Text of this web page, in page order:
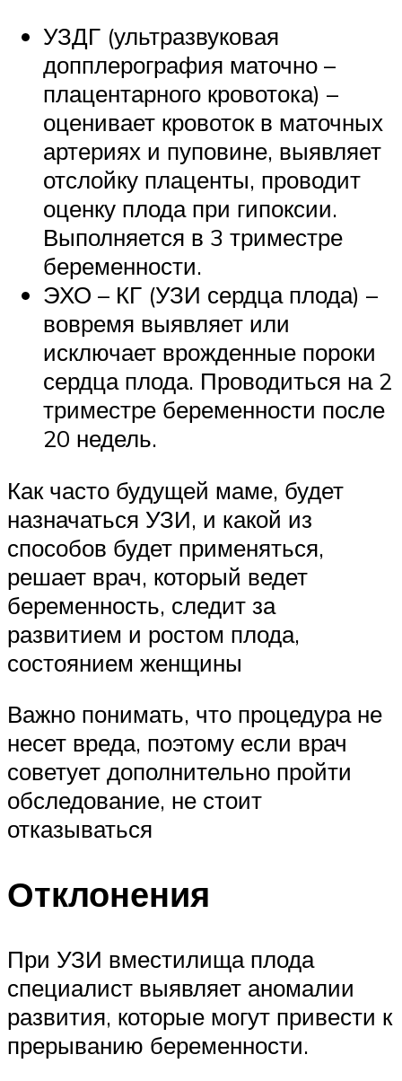
УЗДГ (ультразвуковая
допплерография маточно –
плацентарного кровотока) –
оценивает кровоток в маточных
артериях и пуповине, выявляет
отслойку плаценты, проводит
оценку плода при гипоксии.
Выполняется в 3 триместре
беременности.
ЭХО – КГ (УЗИ сердца плода) –
вовремя выявляет или
исключает врожденные пороки
сердца плода. Проводиться на 2
триместре беременности после
20 недель.
Как часто будущей маме, будет
назначаться УЗИ, и какой из
способов будет применяться,
решает врач, который ведет
беременность, следит за
развитием и ростом плода,
состоянием женщины
Важно понимать, что процедура не
несет вреда, поэтому если врач
советует дополнительно пройти
обследование, не стоит
отказываться
Отклонения
При УЗИ вместилища плода
специалист выявляет аномалии
развития, которые могут привести к
прерыванию беременности.